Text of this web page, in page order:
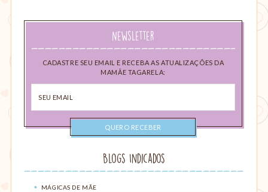
Newsletter
CADASTRE SEU EMAIL E RECEBA AS ATUALIZAÇÕES DA
MAMÃE TAGARELA:
email
Blogs Indicados
MÁGICAS DE MÃE